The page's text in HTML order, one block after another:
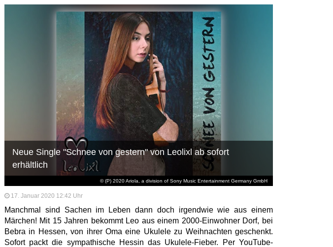
© (P) 2020 Ariola, a division of Sony Music Entertainment Germany GmbH
Neue Single "Schnee von gestern" von Leolixl ab sofort
erhältlich
17. Januar 2020 12:42 Uhr
Manchmal sind Sachen im Leben dann doch irgendwie wie aus einem
Märchen! Mit 15 Jahren bekommt Leo aus einem 2000-Einwohner Dorf, bei
Bebra in Hessen, von ihrer Oma eine Ukulele zu Weihnachten geschenkt.
Sofort packt die sympathische Hessin das Ukulele-Fieber. Per YouTube-